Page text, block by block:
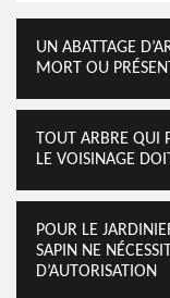
UN ABATTAGE
MORT OU
TOUT ARBRE QUI
LE VOISINAGE
POUR LE
SAPIN NE
D’AUTORISATION